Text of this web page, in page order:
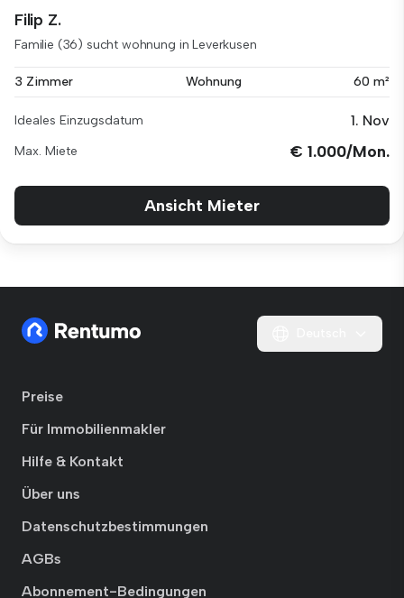
Filip Z.
Familie (36) sucht wohnung in Leverkusen
3 Zimmer Wohnung 60 m²
Ideales Einzugsdatum 1. Nov
Max. Miete € 1.000/Mon.
Ansicht Mieter
Preise
Für Immobilienmakler
Hilfe & Kontakt
Über uns
Datenschutzbestimmungen
AGBs
Abonnement-Bedingungen